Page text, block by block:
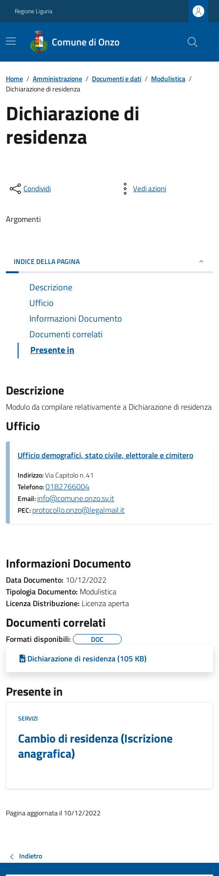
Regione Liguria
Comune di Onzo
Home / Amministrazione / Documenti e dati / Modulistica /
Dichiarazione di residenza
Dichiarazione di
residenza
Condividi Vedi azioni
Argomenti
INDICE DELLA PAGINA
Descrizione
Ufficio
Informazioni Documento
Documenti correlati
Presente in
Descrizione
Modulo da compilare relativamente a Dichiarazione di residenza
Ufficio
Ufficio demografici, stato civile, elettorale e cimitero
Indirizzo:Via Capitolo n. 41
Telefono:0182766004
Email:info@comune.onzo.sv.it
PEC:protocollo.onzo@legalmail.it
Informazioni Documento
Data Documento: 10/12/2022
Tipologia Documento: Modulistica
Licenza Distribuzione: Licenza aperta
Documenti correlati
Formati disponibili: DOC
Dichiarazione di residenza (105 KB)
Presente in
SERVIZI
Cambio di residenza (Iscrizione
anagrafica)
Pagina aggiornata il 10/12/2022
Indietro